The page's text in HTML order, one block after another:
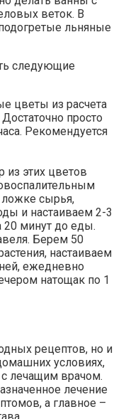
веток. В
льняные
следующие
цветы из расчета
просто
Рекомендуется
из этих цветов
сырья,
и настаиваем 2-3
20 минут до еды.
Берем 50
настаиваем
ежедневно
натощак по 1
рецептов, но и
условиях,
с лечащим врачом.
лечение
а главное –